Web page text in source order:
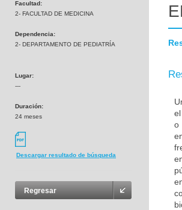
Facultad:
2- FACULTAD DE MEDICINA
Dependencia:
2- DEPARTAMENTO DE PEDIATRÍA
Lugar:
---
Duración:
24 meses
Descargar resultado de búsqueda
Regresar
o